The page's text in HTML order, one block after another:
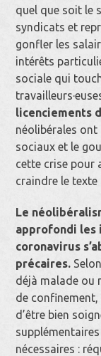
quel que soit le
syndicats et
gonfler les
intérêts
sociale qui
licenciements
néolibérales
sociaux et le
cette crise pour
craindre le texte
Le
approfondi les
coronavirus
précaires.
déjà malade ou
de
d’être bien
nécessaires :